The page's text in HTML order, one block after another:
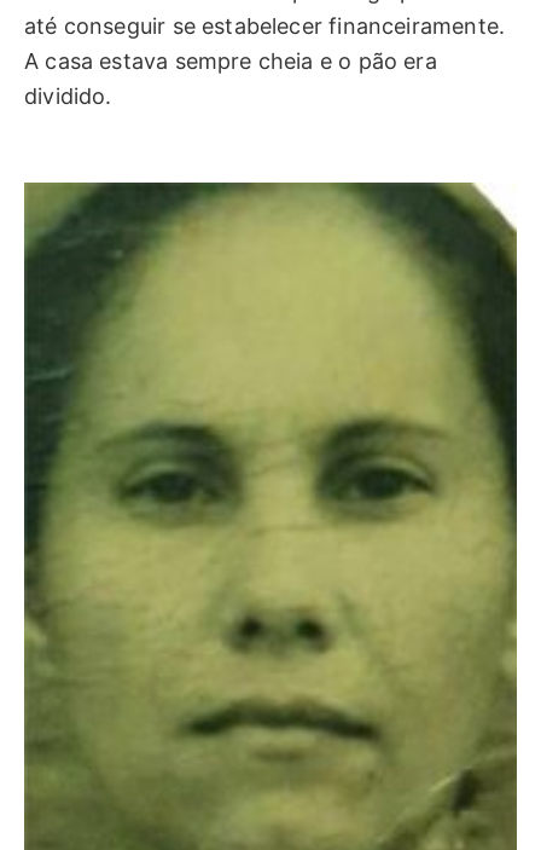
até conseguir se estabelecer financeiramente.
A casa estava sempre cheia e o pão era
dividido.